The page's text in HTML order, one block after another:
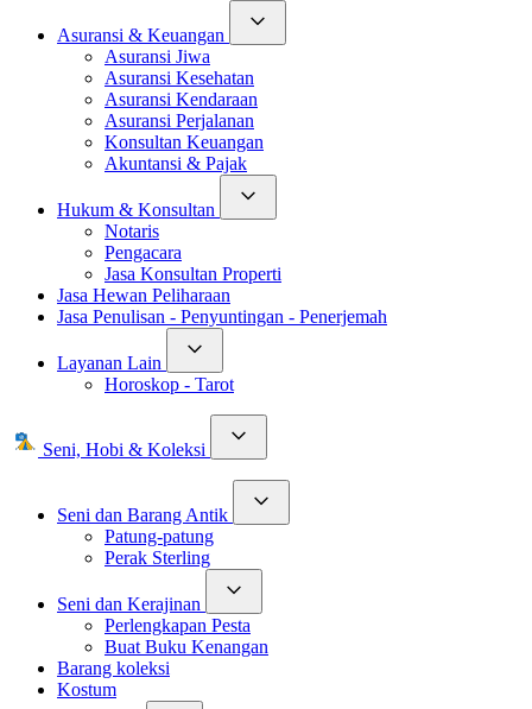
Asuransi & Keuangan
Asuransi Jiwa
Asuransi Kesehatan
Asuransi Kendaraan
Asuransi Perjalanan
Konsultan Keuangan
Akuntansi & Pajak
Hukum & Konsultan
Notaris
Pengacara
Jasa Konsultan Properti
Jasa Hewan Peliharaan
Jasa Penulisan - Penyuntingan - Penerjemah
Layanan Lain
Horoskop - Tarot
Seni, Hobi & Koleksi
Seni dan Barang Antik
Patung-patung
Perak Sterling
Seni dan Kerajinan
Perlengkapan Pesta
Buat Buku Kenangan
Barang koleksi
Kostum